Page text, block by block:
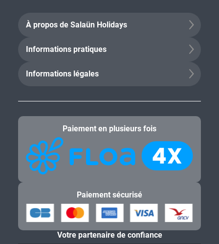
À propos de Salaün Holidays
Informations pratiques
Informations légales
Paiement en plusieurs fois
Paiement sécurisé
Votre partenaire de confiance